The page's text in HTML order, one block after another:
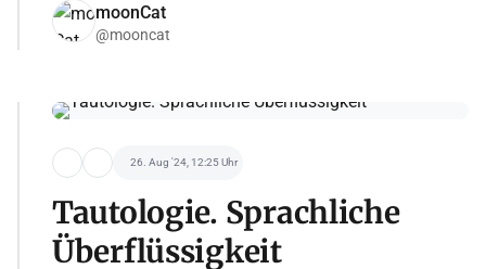
moonCat
@mooncat
26. Aug '24, 12:25 Uhr
Tautologie. Sprachliche
Überflüssigkeit